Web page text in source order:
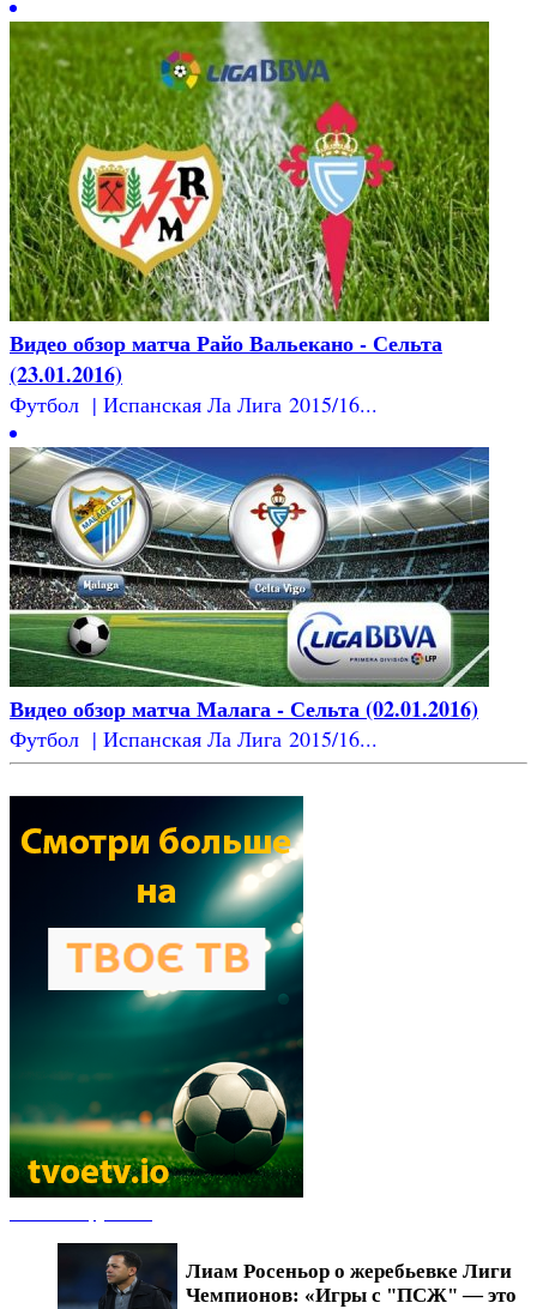
Видео обзор матча Райо Вальекано - Сельта
(23.01.2016)
Футбол | Испанская Ла Лига 2015/16...
Видео обзор матча Малага - Сельта (02.01.2016)
Футбол | Испанская Ла Лига 2015/16...
Лиам Росеньор о жеребьевке Лиги
Чемпионов: «Игры с "ПСЖ" — это